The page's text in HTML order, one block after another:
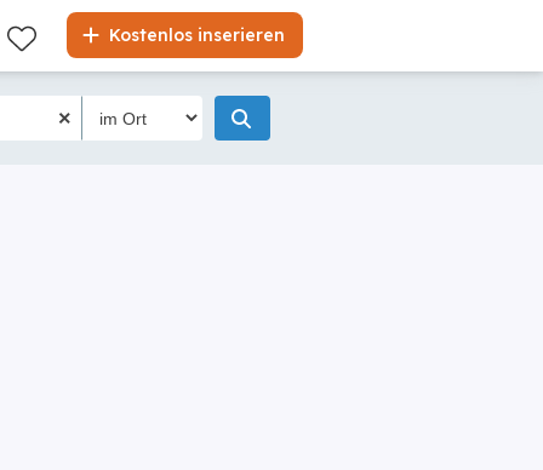
Kostenlos inserieren